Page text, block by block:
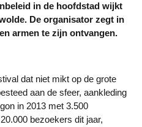
in de hoofdstad wijkt
De organisator zegt in
armen te zijn ontvangen.
aan de sfeer, aankleding
in 2013 met 3.500
bezoekers dit jaar,